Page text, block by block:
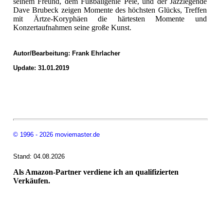
Dave Brubeck zeigen Momente des höchsten Glücks, Treffen
mit Ärtze-Koryphäen die härtesten Momente und
Konzertaufnahmen seine große Kunst.
Autor/Bearbeitung: Frank Ehrlacher
Update: 31.01.2019
© 1996 - 2026 moviemaster.de
Stand: 04.08.2026
Als Amazon-Partner verdiene ich an qualifizierten
Verkäufen.